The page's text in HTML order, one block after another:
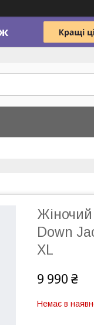
Down
XL
9 990 ₴
Немає в